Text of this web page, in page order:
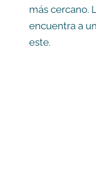
más cercano.
encuentra a
este.